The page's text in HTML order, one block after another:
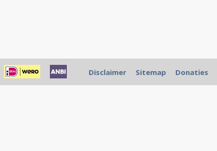
Disclaimer Sitemap Donaties